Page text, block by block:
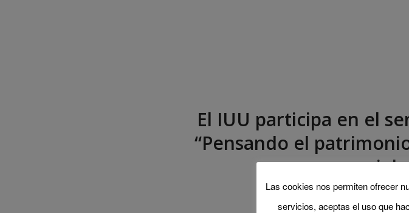
El IUU participa en el
“Pensando el
21 mayo, 2018 / 0 Comments /
Las cookies nos permiten ofrecer
servicios, aceptas el uso que